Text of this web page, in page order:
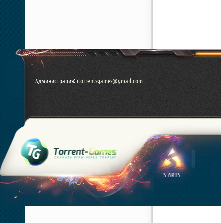
Администрация: itorrentsgames@gmail.com